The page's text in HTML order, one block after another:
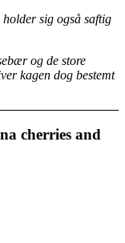
sig også saftig
og de store
kagen dog bestemt
cherries and